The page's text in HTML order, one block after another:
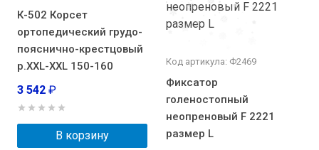
К-502 Корсет
ортопедический грудо-
пояснично-крестцовый
р.XXL-XXL 150-160
3 542 ₽
В корзину
Код артикула: Ф2469
Фиксатор
голеностопный
неопреновый F 2221
размер L